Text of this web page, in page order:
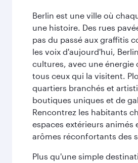
Berlin est une ville où
une histoire. Des rues
pas du passé aux graffitis
les voix d'aujourd'hui,
cultures, avec une énergie
tous ceux qui la visitent.
quartiers branchés et
boutiques uniques et de
Rencontrez les habitants
espaces extérieurs animés
arômes réconfortants des
Plus qu'une simple